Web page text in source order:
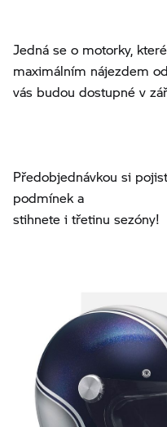
Jedná se o motorky,
maximálním nájezdem
vás budou dostupné v
Předobjednávkou si
podmínek a
stihnete i třetinu sezóny!